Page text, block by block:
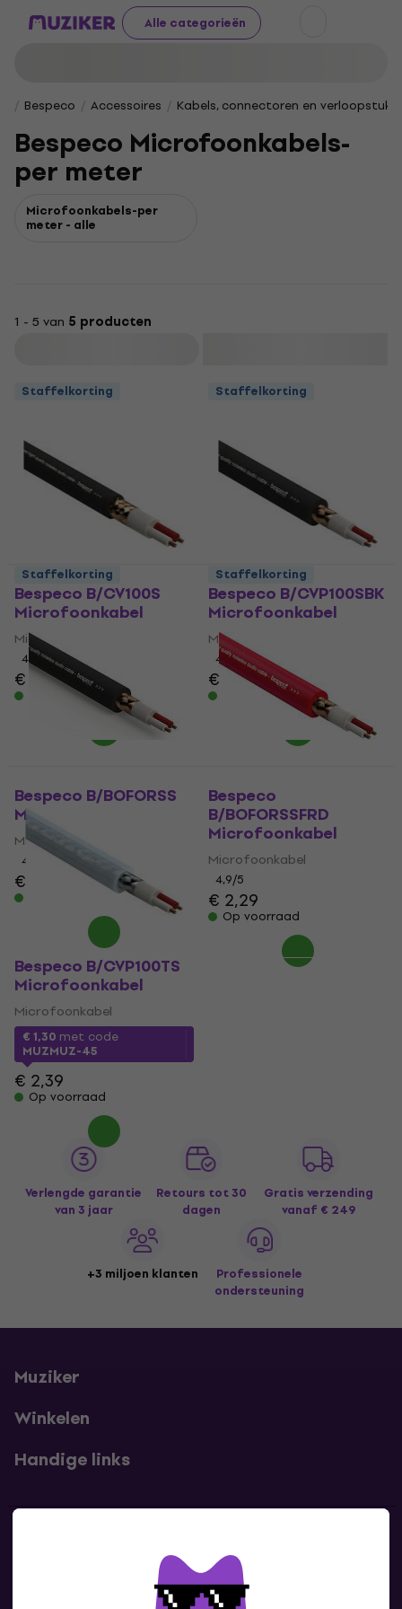
Alle categorieën
Bespeco Accessoires Kabels, connectoren en
Bespeco Microfoonkabels-
per meter
Microfoonkabels-per
meter - alle
1 - 5 van 5 producten
Staffelkorting
Bespeco B/CV100S
Microfoonkabel
Microfoonkabel
4,7/5
€ 1,69
Op voorraad
Staffelkorting
Bespeco B/CVP100SBK
Microfoonkabel
Microfoonkabel
4,6/5
€ 1,89
Op voorraad
Staffelkorting
Bespeco B/BOFORSS
Microfoonkabel
Microfoonkabel
4,5
€ 1,89
Staffelkorting
Bespeco
B/BOFORSSFRD
Microfoonkabel
Microfoonkabel
4,9/5
€ 2,29
Op voorraad
Bespeco B/CVP100TS
Microfoonkabel
Microfoonkabel
€ 1,30 met code
MUZMUZ-45
€ 2,39
Op voorraad
Verlengde garantie
van 3 jaar
Retours tot 30
dagen
Gratis verzending
vanaf € 249
+3 miljoen klanten
Professionele
ondersteuning
Muziker
Winkelen
Handige links
Neem contact met ons op